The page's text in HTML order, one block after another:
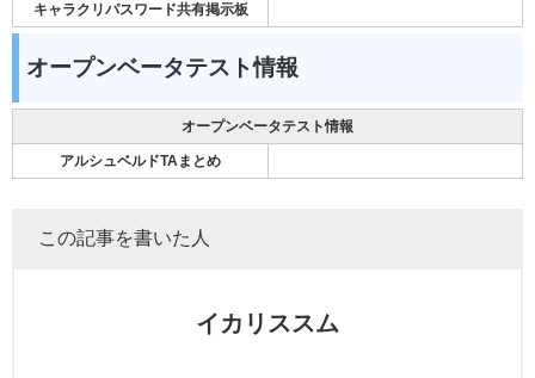
キャラクリパスワード共有掲示板
オープンベータテスト情報
オープンベータテスト情報
アルシュベルドTAまとめ
この記事を書いた人
イカリススム